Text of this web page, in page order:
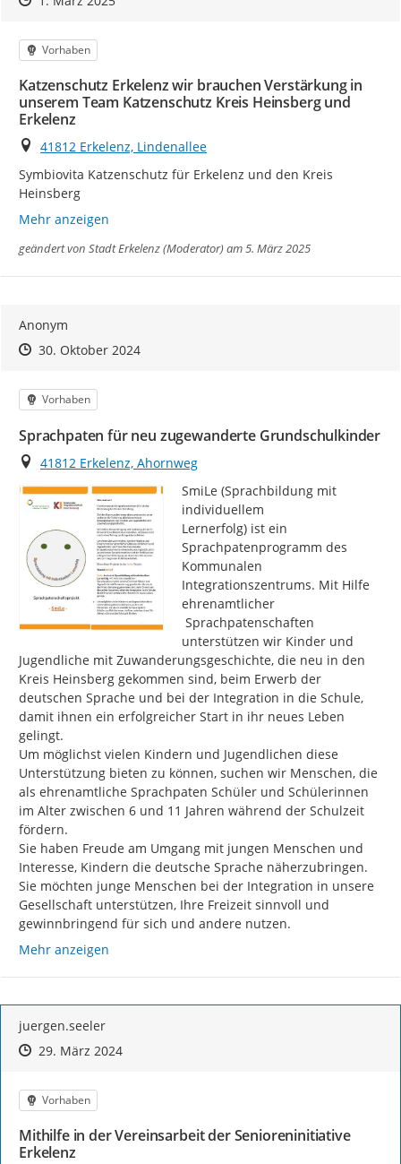
Kategorie
Vorhaben
Katzenschutz Erkelenz wir brauchen Verstärkung in
unserem Team Katzenschutz Kreis Heinsberg und
Erkelenz
Ort
41812 Erkelenz, Lindenallee
Symbiovita Katzenschutz für Erkelenz und den Kreis
Heinsberg
Mehr anzeigen
geändert von Stadt Erkelenz (Moderator)am 5. März 2025
Anonym
Zeitpunkt des Erstellens
Zeitpunkt des Erstellens
30. Oktober 2024Zur Äußerung
Kategorie
Vorhaben
Sprachpaten für neu zugewanderte Grundschulkinder
Ort
41812 Erkelenz, Ahornweg
SmiLe (Sprachbildung mit
individuellem
Lernerfolg) ist ein
Sprachpatenprogramm des
Kommunalen
Integrationszentrums. Mit Hilfe
ehrenamtlicher
Sprachpatenschaften
unterstützen wir Kinder und
Jugendliche mit Zuwanderungsgeschichte, die neu in den
Kreis Heinsberg gekommen sind, beim Erwerb der
deutschen Sprache und bei der Integration in die Schule,
damit ihnen ein erfolgreicher Start in ihr neues Leben
gelingt.
Um möglichst vielen Kindern und Jugendlichen diese
Unterstützung bieten zu können, suchen wir Menschen, die
als ehrenamtliche Sprachpaten Schüler und Schülerinnen
im Alter zwischen 6 und 11 Jahren während der Schulzeit
fördern.
Sie haben Freude am Umgang mit jungen Menschen und
Interesse, Kindern die deutsche Sprache näherzubringen.
Sie möchten junge Menschen bei der Integration in unsere
Gesellschaft unterstützen, Ihre Freizeit sinnvoll und
gewinnbringend für sich und andere nutzen.
Mehr anzeigen
juergen.seeler
Zeitpunkt des Erstellens
Zeitpunkt des Erstellens
29. März 2024Zur Äußerung
Kategorie
Vorhaben
Mithilfe in der Vereinsarbeit der Senioreninitiative
Erkelenz